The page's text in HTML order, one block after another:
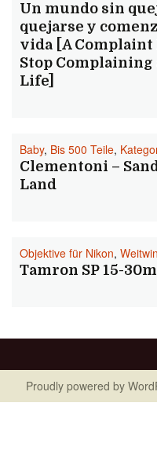
Un mundo sin
quejarse y
vida [A Complaint
Stop
Life]
Baby, Bis 500 Teile,
Clementoni –
Land
Objektive für Nikon,
Tamron SP 15-
Proudly powered by